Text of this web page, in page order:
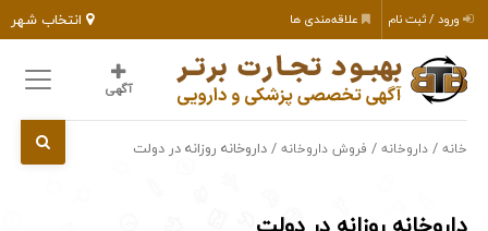
انتخاب شهر ورود / ثبت نام علاقه‌مندی ها
آگهی
خانه /داروخانه / فروش داروخانه / داروخانه روزانه در دولت